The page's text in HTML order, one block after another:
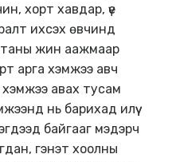
хорт хавдар, үе
ихсэх өвчинд
таны жин аажмаар
арга хэмжээ авч
хэмжээ авах тусам
нь барихад илүү
байгааг мэдэрч
гэнэт хоолны